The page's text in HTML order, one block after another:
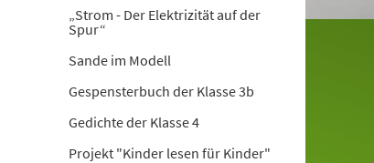
„Strom - Der Elektrizität auf der
Spur“
Sande im Modell
Gespensterbuch der Klasse 3b
Gedichte der Klasse 4
Projekt "Kinder lesen für Kinder"